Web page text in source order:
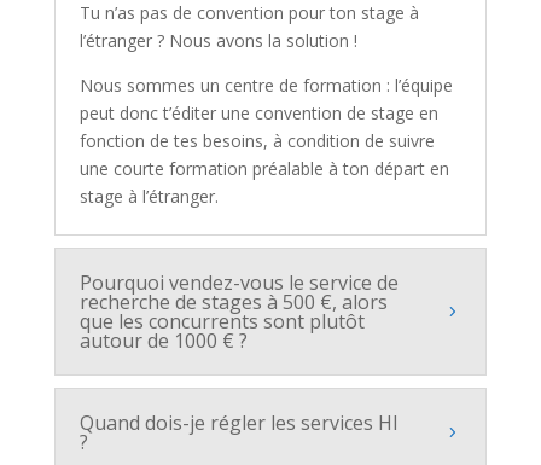
Tu n’as pas de convention pour ton stage à
l’étranger ? Nous avons la solution !
Nous sommes un centre de formation : l’équipe
peut donc t’éditer une convention de stage en
fonction de tes besoins, à condition de suivre
une courte formation préalable à ton départ en
stage à l’étranger.
Pourquoi vendez-vous le service de
recherche de stages à 500 €, alors
que les concurrents sont plutôt
autour de 1000 € ?
Quand dois-je régler les services HI
?